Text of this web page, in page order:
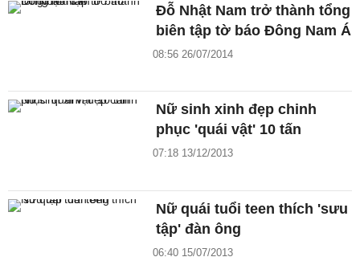
Đỗ Nhật Nam trở thành tổng
biên tập tờ báo Đông Nam Á
08:56 26/07/2014
Nữ sinh xinh đẹp chinh
phục 'quái vật' 10 tấn
07:18 13/12/2013
Nữ quái tuổi teen thích 'sưu
tập' đàn ông
06:40 15/07/2013